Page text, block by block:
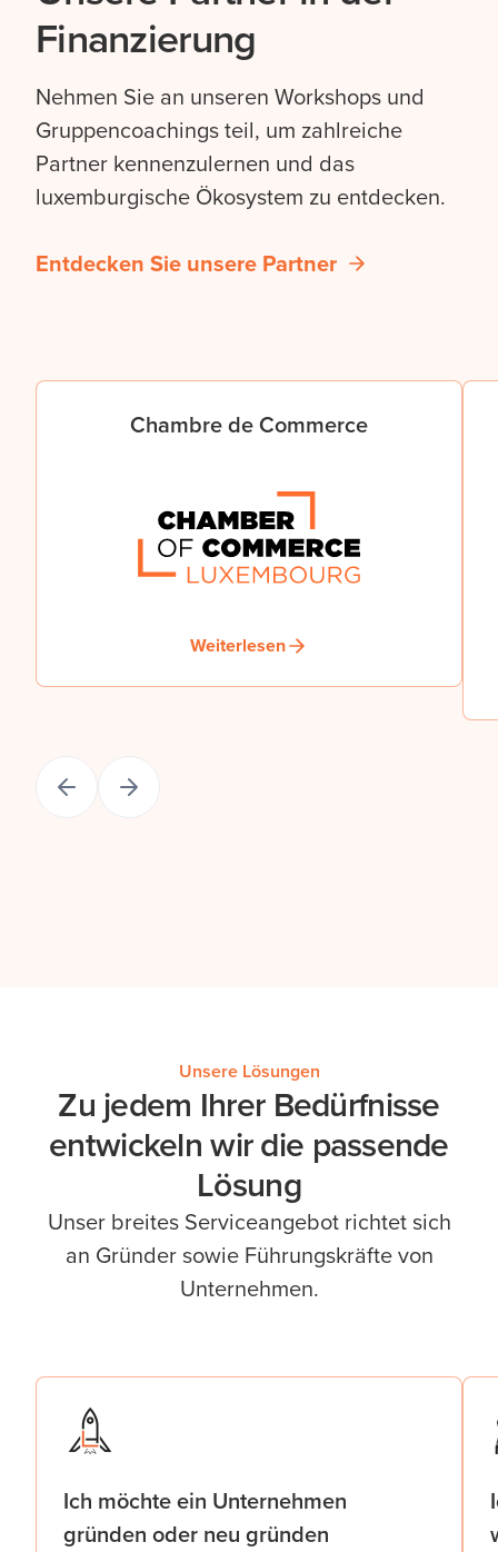
Finanzierung
Nehmen Sie an unseren Workshops und
Gruppencoachings teil, um zahlreiche
Partner kennenzulernen und das
luxemburgische Ökosystem zu entdecken.
Entdecken Sie unsere Partner
Chambre de Commerce
Weiterlesen
Unsere Lösungen
Zu jedem Ihrer Bedürfnisse
entwickeln wir die passende
Lösung
Unser breites Serviceangebot richtet sich
an Gründer sowie Führungskräfte von
Unternehmen.
Ich möchte ein Unternehmen
gründen oder neu gründen